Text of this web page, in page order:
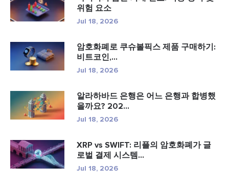
위험 요소
Jul 18, 2026
암호화폐로 쿠슈볼픽스 제품 구매하기:
비트코인,...
Jul 18, 2026
알라하바드 은행은 어느 은행과 합병했
을까요? 202...
Jul 18, 2026
XRP vs SWIFT: 리플의 암호화폐가 글
로벌 결제 시스템...
Jul 18, 2026